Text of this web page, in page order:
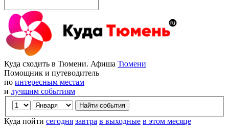
Куда сходить в Тюмени. Афиша Тюмени
Помощник и путеводитель
по интересным местам
и лучшим событиям
Куда пойти сегодня завтра в выходные в этом месяце